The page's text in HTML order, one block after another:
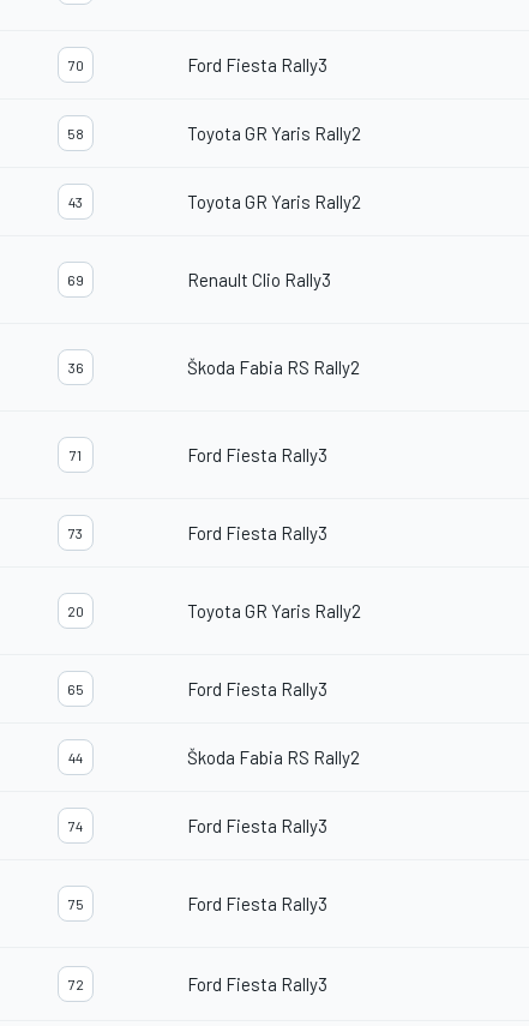
70 Ford Fiesta Rally3
58 Toyota GR Yaris Rally2
43 Toyota GR Yaris Rally2
69 Renault Clio Rally3
36 Škoda Fabia RS Rally2
71 Ford Fiesta Rally3
73 Ford Fiesta Rally3
20 Toyota GR Yaris Rally2
65 Ford Fiesta Rally3
44 Škoda Fabia RS Rally2
74 Ford Fiesta Rally3
75 Ford Fiesta Rally3
72 Ford Fiesta Rally3